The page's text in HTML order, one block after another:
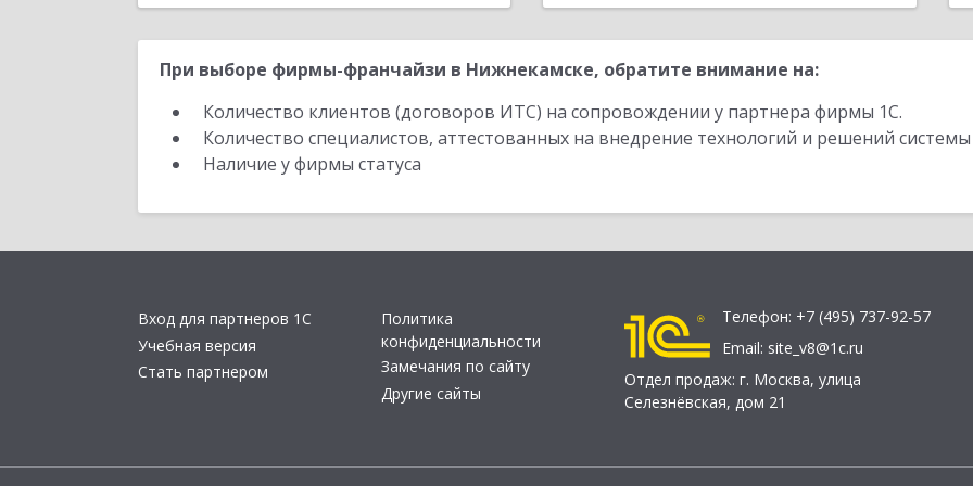
При выборе фирмы-франчайзи в Нижнекамске, обратите внимание на:
Количество клиентов (договоров ИТС) на сопровождении у партнера фирмы 1С.
Количество специалистов, аттестованных на внедрение технологий и решений
Наличие у фирмы статуса
Вход для партнеров 1С
Учебная версия
Стать партнером
Политика
конфиденциальности
Замечания по сайту
Другие сайты
Телефон: +7 (495) 737-92-57
Email: site_v8@1c.ru
Отдел продаж: г. Москва, улица
Селезнёвская, дом 21